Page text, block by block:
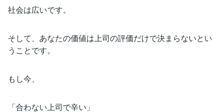
社会は広いです。
そして、あなたの価値は上司の評価だけで決まらないとい
うことです。
もし今、
「合わない上司で辛い」